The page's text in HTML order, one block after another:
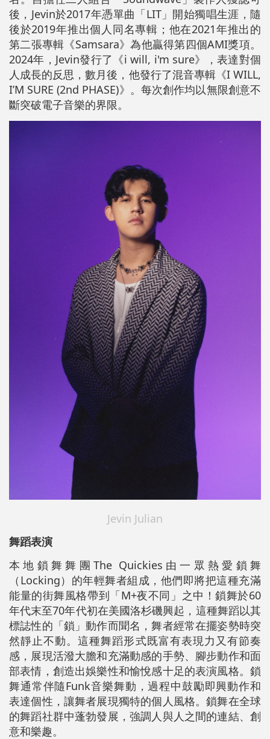
後，Jevin於2017年憑單曲「LIT」開始獨唱生涯，隨
後於2019年推出個人同名專輯；他在2021年推出的
第二張專輯《Samsara》為他贏得第四個AMI獎項。
2024年，Jevin發行了《i will, i'm sure》，表達對個
人成長的反思，數月後，他發行了混音專輯《I WILL,
I’M SURE (2nd PHASE)》。每次創作均以無限創意不
斷突破電子音樂的界限。
Jevin Julian
舞蹈表演
本地鎖舞舞團The Quickies由一眾熱愛鎖舞
（Locking）的年輕舞者組成，他們即將把這種充滿
能量的街舞風格帶到「M+夜不同」之中！鎖舞於60
年代末至70年代初在美國洛杉磯興起，這種舞蹈以其
標誌性的「鎖」動作而聞名，舞者經常在擺姿勢時突
然靜止不動。這種舞蹈形式既富有表現力又有節奏
感，展現活潑大膽和充滿動感的手勢、腳步動作和面
部表情，創造出娛樂性和愉悅感十足的表演風格。鎖
舞通常伴隨Funk音樂舞動，過程中鼓勵即興動作和
表達個性，讓舞者展現獨特的個人風格。鎖舞在全球
的舞蹈社群中蓬勃發展，強調人與人之間的連結、創
意和樂趣。